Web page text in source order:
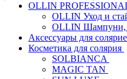
OLLIN
OLLIN Уход и
OLLIN Шампуни,
Аксессуары для
Косметика для солярия
SOLBIANCA
MAGIC TAN